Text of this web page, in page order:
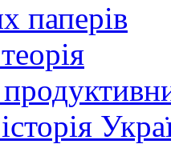
паперів